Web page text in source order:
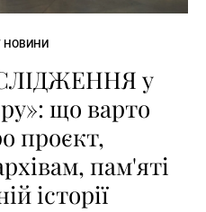
у
що варто
проєкт,
пам'яті
історії